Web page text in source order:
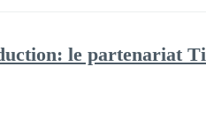
le partenariat